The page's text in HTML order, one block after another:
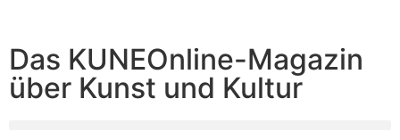
Das KUNEOnline-Magazin
über Kunst und Kultur